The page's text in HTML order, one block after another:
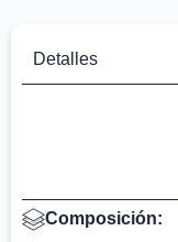
Detalles
Composición: